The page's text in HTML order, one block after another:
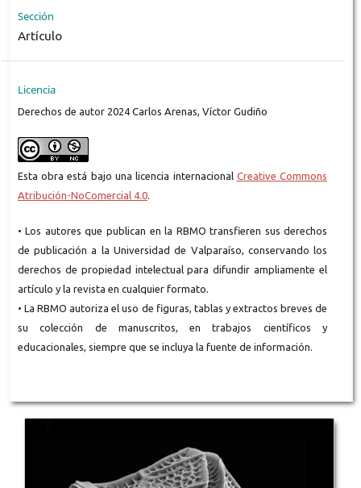
Sección
Artículo
Licencia
Derechos de autor 2024 Carlos Arenas, Víctor Gudiño
Esta obra está bajo una licencia internacional Creative Commons
Atribución-NoComercial 4.0.
• Los autores que publican en la RBMO transfieren sus derechos
de publicación a la Universidad de Valparaíso, conservando los
derechos de propiedad intelectual para difundir ampliamente el
artículo y la revista en cualquier formato.
• La RBMO autoriza el uso de figuras, tablas y extractos breves de
su colección de manuscritos, en trabajos científicos y
educacionales, siempre que se incluya la fuente de información.